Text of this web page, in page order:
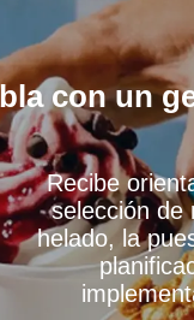
con un
Recibe
selección de
helado, la